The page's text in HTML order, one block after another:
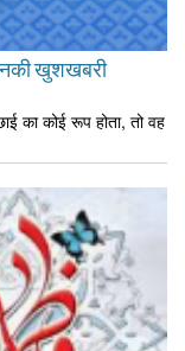
खुशखबरी
का कोई रूप होता, तो वह